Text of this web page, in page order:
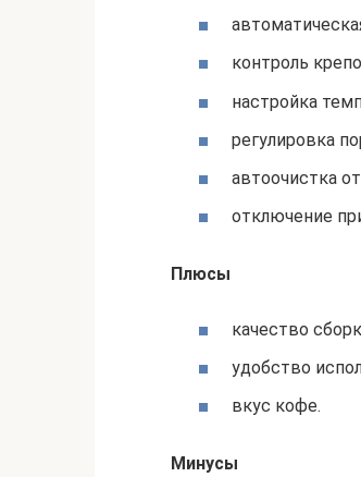
контроль
настройка
регулировка
автоочистка
отключение
Плюсы
качество
удобство
вкус кофе.
Минусы